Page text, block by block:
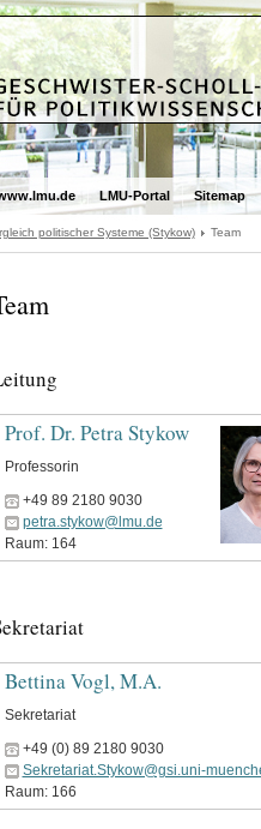
LMU-Portal Sitemap
politischer Systeme (Stykow) Team
Prof. Dr. Petra Stykow
Professorin
+49 89 2180 9030
petra.stykow@lmu.de
Raum: 164
Bettina Vogl, M.A.
Sekretariat
+49 (0) 89 2180 9030
Sekretariat.Stykow@gsi.uni-
Raum: 166